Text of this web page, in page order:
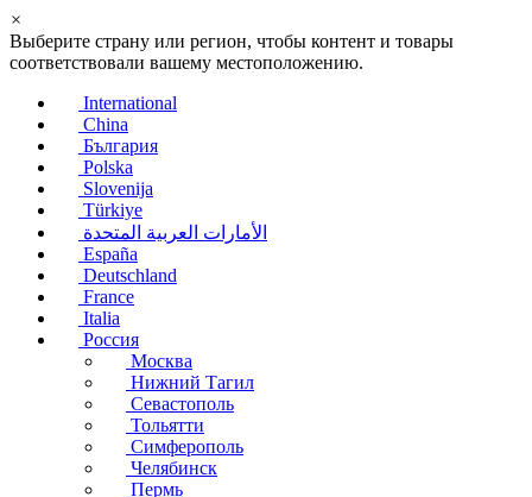
×
Выберите страну или регион, чтобы контент и товары
соответствовали вашему местоположению.
International
China
България
Polska
Slovenija
Türkiye
الأمارات العربية المتحدة
España
Deutschland
France
Italia
Россия
Москва
Нижний Тагил
Севастополь
Тольятти
Симферополь
Челябинск
Пермь